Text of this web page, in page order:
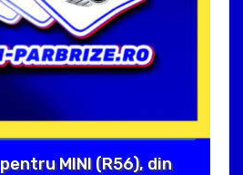
MINI (R56), din